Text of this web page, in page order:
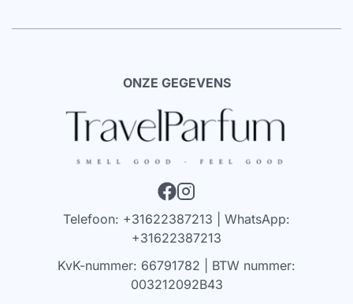
ONZE GEGEVENS
Telefoon: +31622387213 | WhatsApp:
+31622387213
KvK-nummer: 66791782 | BTW nummer:
003212092B43